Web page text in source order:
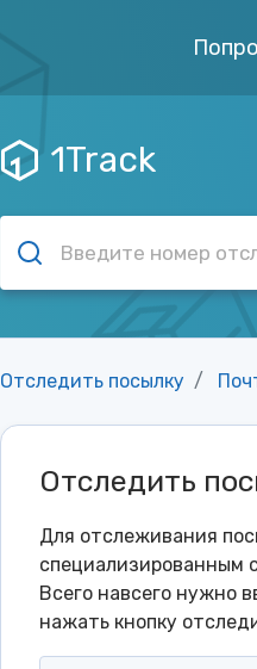
1Track
Отследить посылку
Отследить
Для отслеживания
специализированным
Всего навсего нужно
нажать кнопку